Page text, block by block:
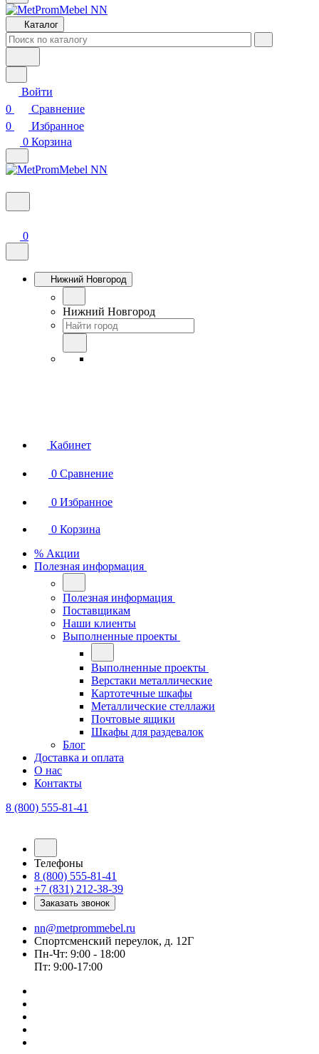
Каталог
Войти
0
Сравнение
0
Избранное
0 Корзина
0
Нижний Новгород
Нижний Новгород
Кабинет
0 Сравнение
0 Избранное
0 Корзина
% Акции
Полезная информация
Полезная информация
Поставщикам
Наши клиенты
Выполненные проекты
Выполненные проекты
Верстаки металлические
Картотечные шкафы
Металлические стеллажи
Почтовые ящики
Шкафы для раздевалок
Блог
Доставка и оплата
О нас
Контакты
8 (800) 555-81-41
Телефоны
8 (800) 555-81-41
+7 (831) 212-38-39
Заказать звонок
nn@metprommebel.ru
Спортсменский переулок, д. 12Г
Пн-Чт: 9:00 - 18:00
Пт: 9:00-17:00